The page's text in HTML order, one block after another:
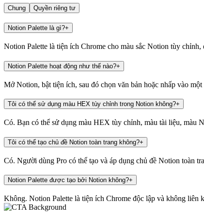
Chung Quyền riêng tư
Notion Palette là gì?+
Notion Palette là tiện ích Chrome cho màu sắc Notion tùy
Notion Palette hoạt động như thế nào?+
Mở Notion, bật tiện ích, sau đó chọn văn bản hoặc nhấp vào
Tôi có thể sử dụng màu HEX tùy chỉnh trong Notion không?+
Có. Bạn có thể sử dụng màu HEX tùy chỉnh, màu tài liệu, màu
Tôi có thể tạo chủ đề Notion toàn trang không?+
Có. Người dùng Pro có thể tạo và áp dụng chủ đề Notion toàn
Notion Palette được tạo bởi Notion không?+
Không. Notion Palette là tiện ích Chrome độc lập và không